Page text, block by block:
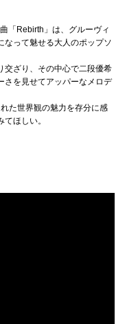
「Rebirth」は、グルーヴィ
なって魅せる大人のポップソ
交ざり、その中心で二段優希
さを見せてアッパーなメロデ
た世界観の魅力を存分に感
ほしい。